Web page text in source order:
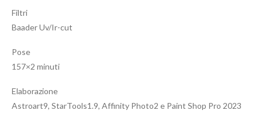
Filtri
Baader Uv/Ir-cut
Pose
157×2 minuti
Elaborazione
Astroart9, StarTools1.9, Affinity Photo2 e Paint Shop Pro 2023